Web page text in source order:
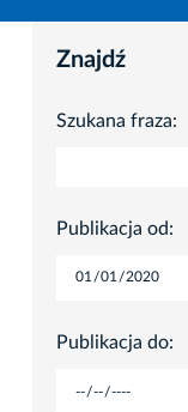
Znajdź
Szukana fraza:
Publikacja od:
Publikacja do: